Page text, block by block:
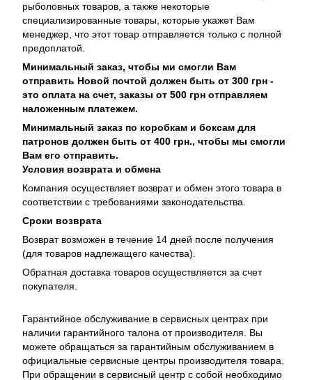
рыболовных товаров, а также некоторые
специализированные товары, которые укажет Вам
менеджер, что этот товар отправляется только с полной
предоплатой.
Минимальный заказ, чтобы ми смогли Вам
отправить Новой почтой должен быть от 300 грн -
это оплата на счет, заказы от 500 грн отправляем
наложенным платежем.
Минимальный заказ по коробкам и боксам для
патронов должен быть от 400 грн., чтобы мы смогли
Вам его отправить.
Условия возврата и обмена
Компания осуществляет возврат и обмен этого товара в
соответствии с требованиями законодательства.
Сроки возврата
Возврат возможен в течение 14 дней после получения
(для товаров надлежащего качества).
Обратная доставка товаров осуществляется за счет
покупателя.
Гарантийное обслуживание в сервисных центрах при
наличии гарантийного талона от производителя. Вы
можете обращаться за гарантийным обслуживанием в
официальные сервисные центры производителя товара.
При обращении в сервисный центр с собой необходимо